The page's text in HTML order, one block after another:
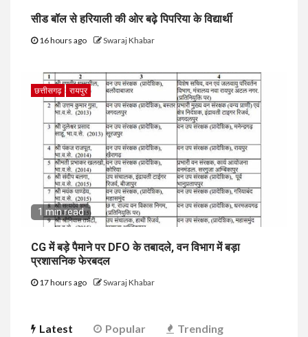
सीड बॉल से हरियाली की ओर बढ़े पिपरिया के विद्यार्थी
16 hours ago Swaraj Khabar
छत्तीसगढ़ रायपुर
1 min read
CG में बड़े पैमाने पर DFO के तबादले, वन विभाग में बड़ा
प्रशासनिक फेरबदल
17 hours ago Swaraj Khabar
Latest Popular Trending